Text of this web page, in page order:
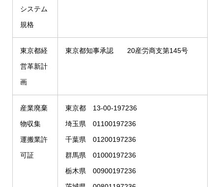
システム
規格
東京都経
営革新計
画
東京都知事承認 20産労商支第145号
産業廃棄
物収集
運搬業許
可証
東京都 13-00-197236
埼玉県 01100197236
千葉県 01200197236
群馬県 01000197236
栃木県 00900197236